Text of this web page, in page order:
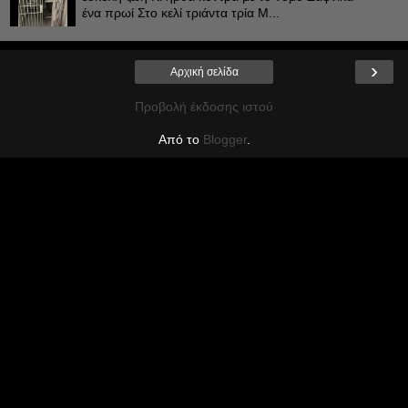
ένα πρωί Στο κελί τριάντα τρία Μ...
›
Αρχική σελίδα
Προβολή έκδοσης ιστού
Από το Blogger.